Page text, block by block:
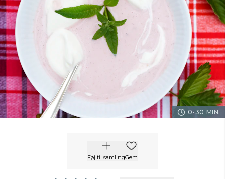
0-30 MIN.
Føj til samlingGem